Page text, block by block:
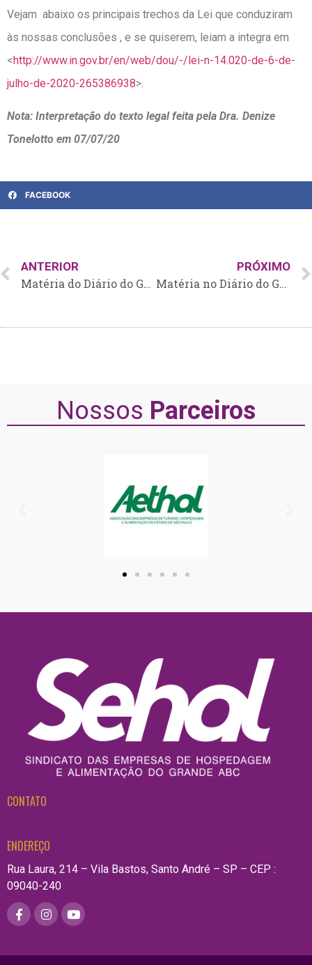
Vejam abaixo os principais trechos da Lei que conduziram
às nossas conclusões , e se quiserem, leiam a integra em
<http://www.in.gov.br/en/web/dou/-/lei-n-14.020-de-6-de-
julho-de-2020-265386938>.
Nota: Interpretação do texto legal feita pela Dra. Denize
Tonelotto em 07/07/20
FACEBOOK
ANTERIOR
Matéria do Diário do Grande ABC – Retomada de bares e restaurantes
PRÓXIMO
Matéria no Diário do Grande ABC – Pizza sai mais barata que jantar
Nossos Parceiros
CONTATO
ENDEREÇO
Rua Laura, 214 – Vila Bastos, Santo André – SP – CEP :
09040-240